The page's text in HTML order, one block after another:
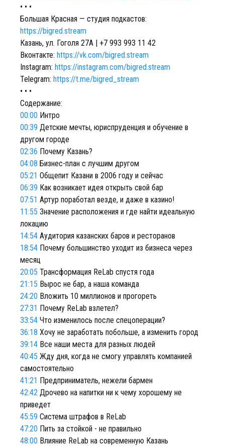
• • •
Большая Красная — cтудия подкастов:
https://bigred.stream
Казань, ул. Гоголя 27А | +7 993 993 11 42
Вконтакте: https://vk.com/bigred.stream
Instagram: https://instagram.com/bigred.stream
Telegram: https://t.me/bigred_stream
• • •
Содержание:
00:00 Интро
00:39 Детские мечты, юриспруденция и обучение в
другом городе
02:36 Почему Казань?
04:08 Бизнес-план с лучшим другом
05:21 Общепит Казани в 2006 году и сейчас
06:39 Как возникает идея открыть свой бар
07:51 Артур поработал везде, и даже в казино!
11:55 Значение расположения и где найти идеальную
локацию
14:54 Аудитория казанских баров и ресторанов
18:54 Почему большинство уходит из бизнеса через
месяц
20:05 Трансформация ReLab спустя года
21:15 Вырос не бар, а наша команда
24:20 Вложить 10 миллионов и прогореть
27:31 Почему ReLab взлетел?
33:54 Что изменилось после спецоперации?
36:18 Хочу не заработать побольше, а изменить город
39:14 Все наши места для разных людей
40:45 Жду дня, когда не смогу управлять компанией
самостоятельно
41:21 Предприниматель, нежели бармен
42:42 Дрочево на напитки ни к чему хорошему не
приведет
45:59 Система штрафов в ReLab
47:20 Пить за стойкой - не правильно
48:00 Влияние ReLab на современную Казань